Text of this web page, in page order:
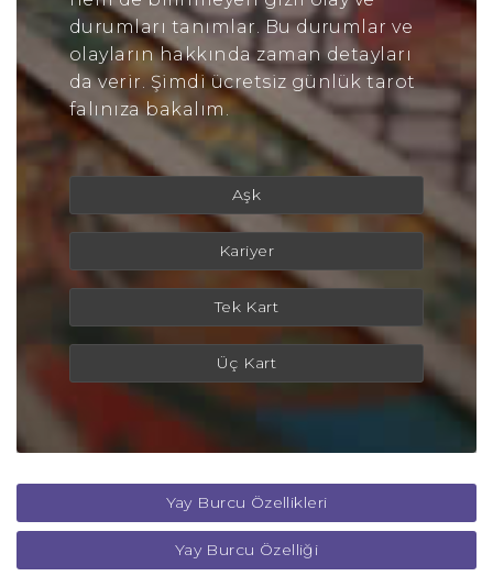
durumları tanımlar. Bu durumlar ve
olayların hakkında zaman detayları
da verir. Şimdi ücretsiz günlük tarot
falınıza bakalım.
Aşk
Kariyer
Tek Kart
Üç Kart
Yay Burcu Özellikleri
Yay Burcu Özelliği